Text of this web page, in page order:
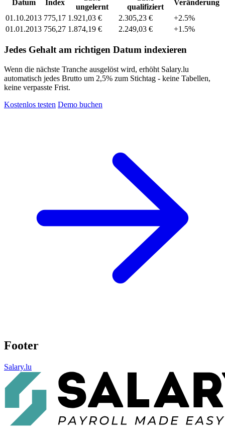
Datum Index
ungelernt
qualifiziert
Veränderung
01.10.2013 775,17 1.921,03 € 2.305,23 €
+2.5%
01.01.2013 756,27 1.874,19 € 2.249,03 € +1.5%
Jedes Gehalt am richtigen Datum indexieren
Wenn die nächste Tranche ausgelöst wird, erhöht Salary.lu
automatisch jedes Brutto um 2,5% zum Stichtag - keine Tabellen,
keine verpasste Frist.
Kostenlos testen Demo buchen
Footer
Salary.lu